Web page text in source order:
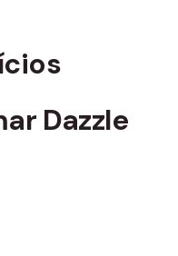
Dazzle